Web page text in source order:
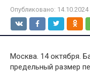
Опубликовано: 14.10.2024
Москва. 14 октября.
предельный размер